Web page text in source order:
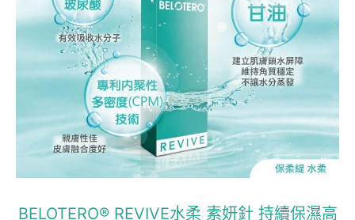
BELOTERO® REVIVE水柔 素妍針 持續保濕高